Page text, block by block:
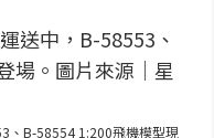
、B-58554 1:200飛機模型現